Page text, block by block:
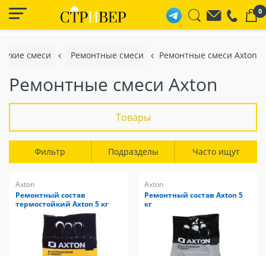
0
Сухие смеси Ремонтные смеси Ремонтные смеси Axton
Ремонтные смеси Axton
Товары
Фильтр Подразделы Часто ищут
Axton
Ремонтный состав
термостойкий Axton 5 кг
Axton
Ремонтный состав Axton 5
кг